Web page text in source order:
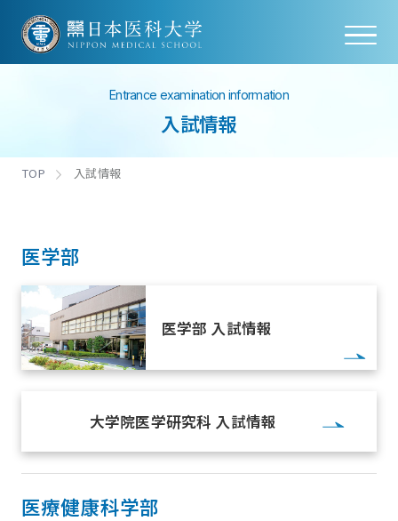
Entrance examination information
入試情報
TOP 入試情報
医学部
医学部 入試情報
大学院医学研究科 入試情報
医療健康科学部